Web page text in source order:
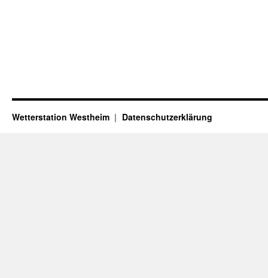
Wetterstation Westheim Datenschutzerklärung